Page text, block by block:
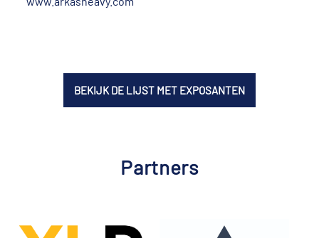
BEKIJK DE LIJST MET EXPOSANTEN
Partners